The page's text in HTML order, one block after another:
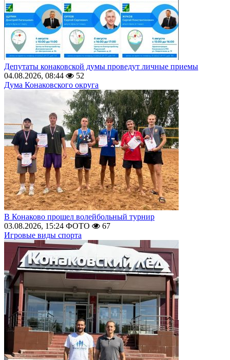
Депутаты конаковской думы проведут личные приемы
04.08.2026, 08:44
52
Дума Конаковского округа
В Конаково прошел волейбольный турнир
03.08.2026, 15:24 ФОТО
67
Игровые виды спорта